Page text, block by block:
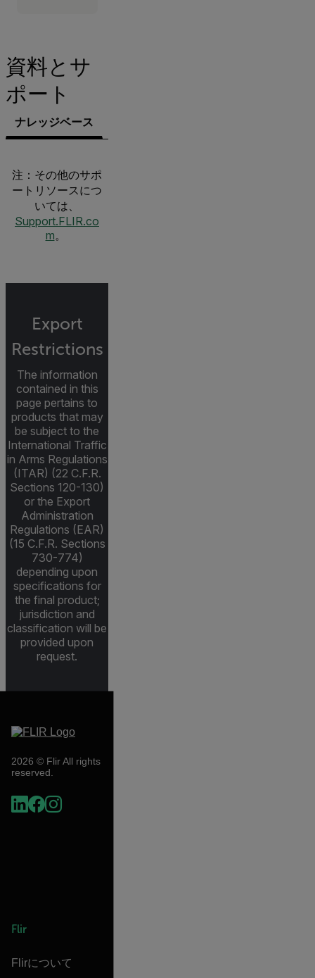
資料とサ
ポート
ナレッジベース
注：その他のサポ
ートリソースにつ
いては、
Support.FLIR.co
m。
Export
Restrictions
The information
contained in this
page pertains to
products that may
be subject to the
International Traffic
in Arms Regulations
(ITAR) (22 C.F.R.
Sections 120-130)
or the Export
Administration
Regulations (EAR)
(15 C.F.R. Sections
730-774)
depending upon
specifications for
the final product;
jurisdiction and
classification will be
provided upon
request.
2026 © Flir All rights
reserved.
Flir
Flirについて